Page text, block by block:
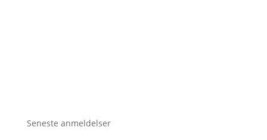
Seneste anmeldelser